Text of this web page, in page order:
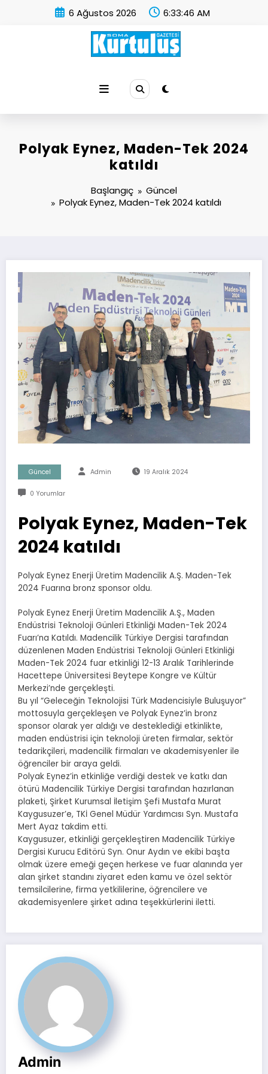
6 Ağustos 2026 6:33:46 AM
Polyak Eynez, Maden-Tek 2024
katıldı
Başlangıç
Güncel
Polyak Eynez, Maden-Tek 2024 katıldı
Güncel Admin 19 Aralık 2024
0 Yorumlar
Polyak Eynez, Maden-Tek
2024 katıldı
Polyak Eynez Enerji Üretim Madencilik A.Ş. Maden-Tek
2024 Fuarına bronz sponsor oldu.
Polyak Eynez Enerji Üretim Madencilik A.Ş., Maden
Endüstrisi Teknoloji Günleri Etkinliği Maden-Tek 2024
Fuarı’na Katıldı. Madencilik Türkiye Dergisi tarafından
düzenlenen Maden Endüstrisi Teknoloji Günleri Etkinliği
Maden-Tek 2024 fuar etkinliği 12-13 Aralık Tarihlerinde
Hacettepe Üniversitesi Beytepe Kongre ve Kültür
Merkezi’nde gerçekleşti.
Bu yıl “Geleceğin Teknolojisi Türk Madencisiyle Buluşuyor”
mottosuyla gerçekleşen ve Polyak Eynez’in bronz
sponsor olarak yer aldığı ve desteklediği etkinlikte,
maden endüstrisi için teknoloji üreten firmalar, sektör
tedarikçileri, madencilik firmaları ve akademisyenler ile
öğrenciler bir araya geldi.
Polyak Eynez’in etkinliğe verdiği destek ve katkı dan
ötürü Madencilik Türkiye Dergisi tarafından hazırlanan
plaketi, Şirket Kurumsal İletişim Şefi Mustafa Murat
Kaygusuzer’e, TKİ Genel Müdür Yardımcısı Syn. Mustafa
Mert Ayaz takdim etti.
Kaygusuzer, etkinliği gerçekleştiren Madencilik Türkiye
Dergisi Kurucu Editörü Syn. Onur Aydın ve ekibi başta
olmak üzere emeği geçen herkese ve fuar alanında yer
alan şirket standını ziyaret eden kamu ve özel sektör
temsilcilerine, firma yetkililerine, öğrencilere ve
akademisyenlere şirket adına teşekkürlerini iletti.
Admin